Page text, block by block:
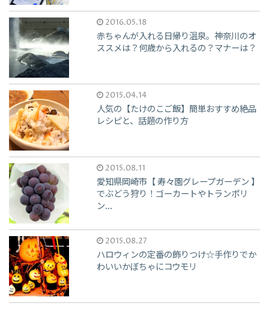
2016.05.18
赤ちゃんが入れる日帰り温泉。神奈川のオ
ススメは？何歳から入れるの？マナーは？
2015.04.14
人気の【たけのこご飯】簡単おすすめ絶品
レシピと、話題の作り方
2015.08.11
愛知県岡崎市【 寿々園グレープガーデン 】
でぶどう狩り！ゴーカートやトランポリ
ン...
2015.08.27
ハロウィンの定番の飾りつけ☆手作りでか
わいいかぼちゃにコウモリ